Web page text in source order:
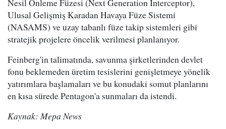
Nesil Önleme Füzesi (Next Generation Interceptor),
Ulusal Gelişmiş Karadan Havaya Füze Sistemi
(NASAMS) ve uzay tabanlı füze takip sistemleri gibi
stratejik projelere öncelik verilmesi planlanıyor.
Feinberg'in talimatında, savunma şirketlerinden devlet
fonu beklemeden üretim tesislerini genişletmeye yönelik
yatırımlara başlamaları ve bu konudaki somut planlarını
en kısa sürede Pentagon'a sunmaları da istendi.
Kaynak: Mepa News